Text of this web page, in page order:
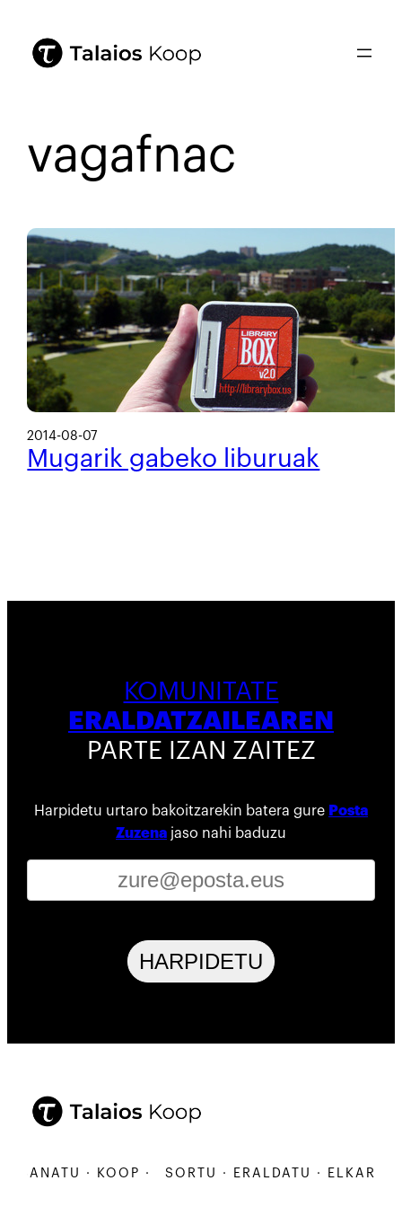
vagafnac
2014-08-07
Mugarik gabeko liburuak
KOMUNITATE
ERALDATZAILEAREN
PARTE IZAN ZAITEZ
Harpidetu urtaro bakoitzarekin batera gure Posta
Zuzena jaso nahi baduzu
HARPIDETU
· KOOP · SORTU · ERALDATU ·